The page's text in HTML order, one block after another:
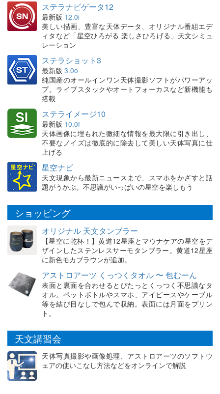
ステラナビゲータ12
最新版 12.0i
美しい描画、豊富な天体データ、オリジナル番組エデ
ィタなど「星空ひろがる 楽しさひろげる」天文シミュ
レーション
ステラショット3
最新版 3.0o
純国産のオールインワン天体撮影ソフトがパワーアッ
プ。ライブスタックやオートフォーカスなど新機能も
搭載
ステライメージ10
最新版 10.0f
天体画像に埋もれた微細な情報を最大限に引き出し、
不要なノイズは徹底的に除去して美しい天体写真に仕
上げる
星空ナビ
天文現象から最新ニュースまで、スマホをかざすと話
題がうかぶ。不思議がいっぱいの星空を楽しもう
ショッピング
オリジナル 天文タンブラー
【星空に乾杯！】黄道12星座とマウナケアの星空をデ
ザインしたステンレスサーモタンブラー。黄道12星座
に新色モカブラウンが追加。
アストロアーツ くっつくタオル 〜 包むーん
表面と裏面を合わせるとぴたっとくっつく不思議なタ
オル。ペットボトルやスマホ、アイピースやケーブル
等を結び目なしで包んで収納。表面には月面をプリン
ト。
天文講習会
天体写真撮影や画像処理、アストロアーツのソフトウ
ェアの使いこなし方法などをオンラインで解説